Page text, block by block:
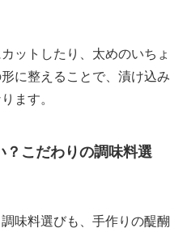
ットしたり、太めのいちょ
に整えることで、漬け込み
ます。
こだわりの調味料選
味料選びも、手作りの醍醐